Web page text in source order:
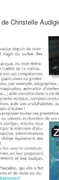
Christelle